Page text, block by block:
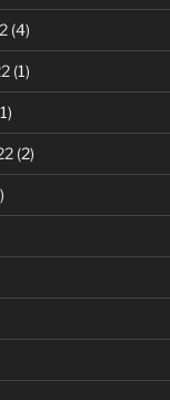
(4)
(1)
(2)